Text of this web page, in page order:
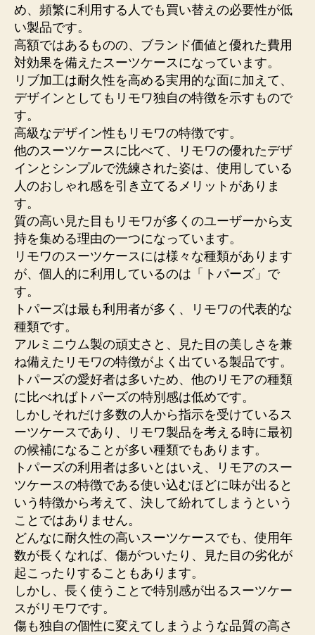
め、頻繁に利用する人でも買い替えの必要性が低
い製品です。
高額ではあるものの、ブランド価値と優れた費用
対効果を備えたスーツケースになっています。
リブ加工は耐久性を高める実用的な面に加えて、
デザインとしてもリモワ独自の特徴を示すもので
す。
高級なデザイン性もリモワの特徴です。
他のスーツケースに比べて、リモワの優れたデザ
インとシンプルで洗練された姿は、使用している
人のおしゃれ感を引き立てるメリットがありま
す。
質の高い見た目もリモワが多くのユーザーから支
持を集める理由の一つになっています。
リモワのスーツケースには様々な種類があります
が、個人的に利用しているのは「トパーズ」で
す。
トパーズは最も利用者が多く、リモワの代表的な
種類です。
アルミニウム製の頑丈さと、見た目の美しさを兼
ね備えたリモワの特徴がよく出ている製品です。
トパーズの愛好者は多いため、他のリモアの種類
に比べればトパーズの特別感は低めです。
しかしそれだけ多数の人から指示を受けているス
ーツケースであり、リモワ製品を考える時に最初
の候補になることが多い種類でもあります。
トパーズの利用者は多いとはいえ、リモアのスー
ツケースの特徴である使い込むほどに味が出ると
いう特徴から考えて、決して紛れてしまうという
ことではありません。
どんなに耐久性の高いスーツケースでも、使用年
数が長くなれば、傷がついたり、見た目の劣化が
起こったりすることもあります。
しかし、長く使うことで特別感が出るスーツケー
スがリモワです。
傷も独自の個性に変えてしまうような品質の高さ